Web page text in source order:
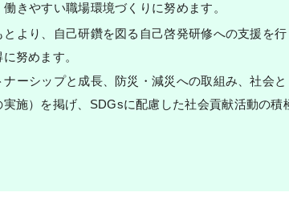
きやすい職場環境づくりに努めます。
より、自己研鑽を図る自己啓発研修への支援を行
努めます。
ーシップと成長、防災・減災への取組み、社会と
施）を掲げ、SDGsに配慮した社会貢献活動の積